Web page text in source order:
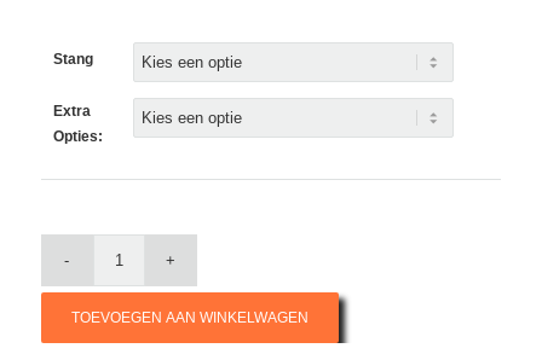
Stang
Extra
Opties:
TOEVOEGEN AAN WINKELWAGEN